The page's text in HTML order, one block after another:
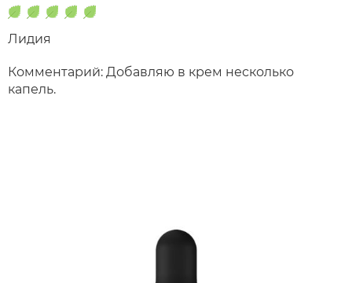
Лидия
Комментарий: Добавляю в крем несколько
капель.